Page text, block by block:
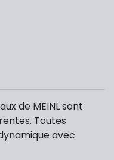
de MEINL sont
Toutes
avec